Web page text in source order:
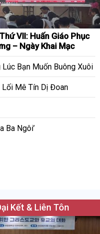
VII: Huấn Giáo Phục
– Ngày Khai Mạc
Lúc Bạn Muốn Buông Xuôi
Mê Tín Dị Đoan
Ba Ngôi’
Kết & Liên Tôn